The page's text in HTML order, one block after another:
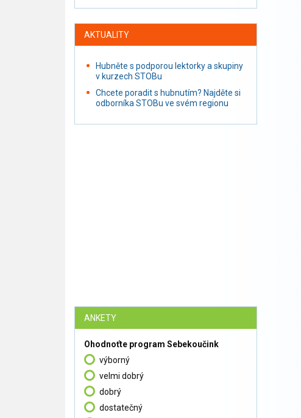
AKTUALITY
Hubněte s podporou lektorky a skupiny
v kurzech STOBu
Chcete poradit s hubnutím? Najděte si
odborníka STOBu ve svém regionu
ANKETY
Ohodnoťte program Sebekoučink
výborný
velmi dobrý
dobrý
dostatečný